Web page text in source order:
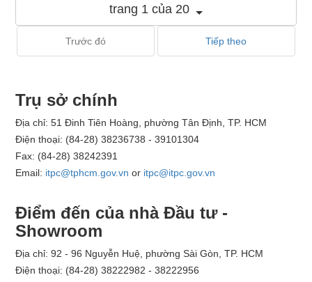
trang 1 của 20
Trước đó Tiếp theo
Trụ sở chính
Địa chỉ: 51 Đinh Tiên Hoàng, phường Tân Định, TP. HCM
Điện thoại: (84-28) 38236738 - 39101304
Fax: (84-28) 38242391
Email: itpc@tphcm.gov.vn or itpc@itpc.gov.vn
Điểm đến của nhà Đầu tư -
Showroom
Địa chỉ: 92 - 96 Nguyễn Huệ, phường Sài Gòn, TP. HCM
Điện thoại: (84-28) 38222982 - 38222956